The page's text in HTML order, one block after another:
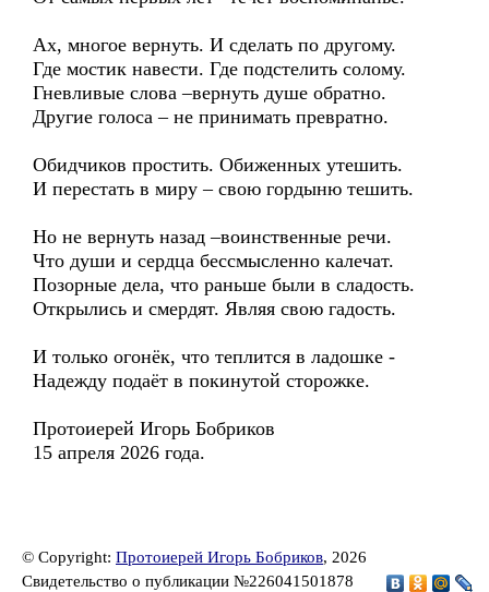
Ах, многое вернуть. И сделать по другому.
Где мостик навести. Где подстелить солому.
Гневливые слова –вернуть душе обратно.
Другие голоса – не принимать превратно.
Обидчиков простить. Обиженных утешить.
И перестать в миру – свою гордыню тешить.
Но не вернуть назад –воинственные речи.
Что души и сердца бессмысленно калечат.
Позорные дела, что раньше были в сладость.
Открылись и смердят. Являя свою гадость.
И только огонёк, что теплится в ладошке -
Надежду подаёт в покинутой сторожке.
Протоиерей Игорь Бобриков
15 апреля 2026 года.
© Copyright: Протоиерей Игорь Бобриков, 2026
Свидетельство о публикации №226041501878